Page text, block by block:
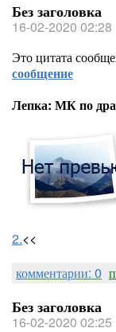
Без заголовка
16-02-2020 02:28
Это цитата
сообщение
Лепка: МК по
2.<<
комментарии: 0
Без заголовка
16-02-2020 02:25